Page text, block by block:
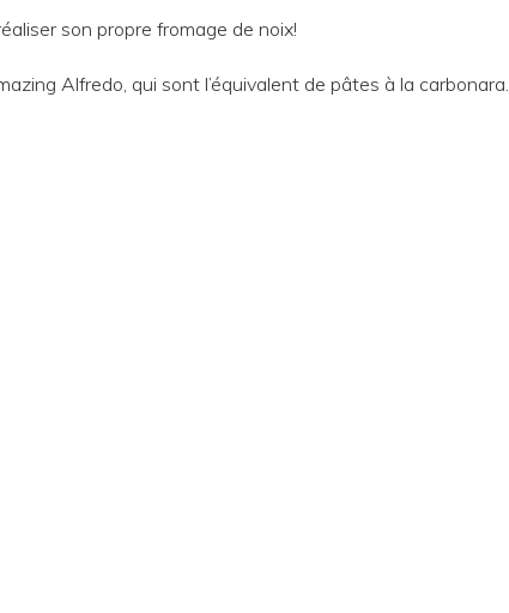
son propre fromage de noix!
Alfredo, qui sont l’équivalent de pâtes à la carbonara.